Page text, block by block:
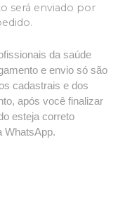
será enviado por
da saúde
e envio só são
cadastrais e dos
após você finalizar
esteja correto
WhatsApp.